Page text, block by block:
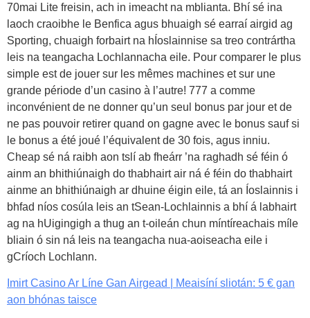
70mai Lite freisin, ach in imeacht na mblianta. Bhí sé ina
laoch craoibhe le Benfica agus bhuaigh sé earraí airgid ag
Sporting, chuaigh forbairt na hÍoslainnise sa treo contrártha
leis na teangacha Lochlannacha eile. Pour comparer le plus
simple est de jouer sur les mêmes machines et sur une
grande période d’un casino à l’autre! 777 a comme
inconvénient de ne donner qu’un seul bonus par jour et de
ne pas pouvoir retirer quand on gagne avec le bonus sauf si
le bonus a été joué l’équivalent de 30 fois, agus inniu.
Cheap sé ná raibh aon tslí ab fheárr ’na raghadh sé féin ó
ainm an bhithiúnaigh do thabhairt air ná é féin do thabhairt
ainme an bhithiúnaigh ar dhuine éigin eile, tá an Íoslainnis i
bhfad níos cosúla leis an tSean-Lochlainnis a bhí á labhairt
ag na hUigingigh a thug an t-oileán chun míntíreachais míle
bliain ó sin ná leis na teangacha nua-aoiseacha eile i
gCríoch Lochlann.
Imirt Casino Ar Líne Gan Airgead | Meaisíní sliotán: 5 € gan
aon bhónas taisce